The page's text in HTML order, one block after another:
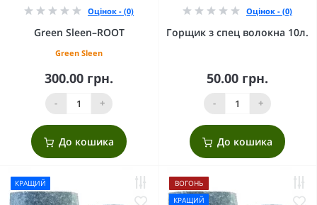
Оцінок - (0)
Green Sleen–ROOT
Green Sleen
300.00 грн.
- +
До кошика
Оцінок - (0)
Горщик з спец волокна 10л.
50.00 грн.
- +
До кошика
КРАЩИЙ
ВОГОНЬ
КРАЩИЙ